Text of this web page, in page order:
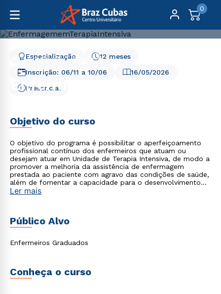
0
Pós-Graduação
Saúde
Enfermagem em Terapia Intensiva
Enfermagem em Terapia
16/05/2026
12 meses
Especialização
Presencial
Inscrição: 06/11 a 10/06
Objetivo do curso
O objetivo do programa é possibilitar o aperfeiçoamento
profissional contínuo dos enfermeiros que atuam ou
desejam atuar em Unidade de Terapia Intensiva, de modo a
promover a melhoria da assistência de enfermagem
prestada ao paciente com agravo das condições de saúde,
além de fomentar a capacidade para o desenvolvimento
de pesquisas que possibilitem ampliar e produzir
Ler mais
Público Alvo
Enfermeiros Graduados
Conheça o curso